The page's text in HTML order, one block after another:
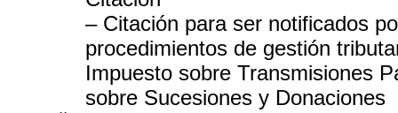
– Citación para ser notificados
procedimientos de gestión
Impuesto sobre Transmisiones
sobre Sucesiones y Donaciones